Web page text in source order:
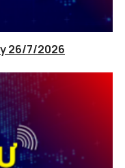
26/7/2026